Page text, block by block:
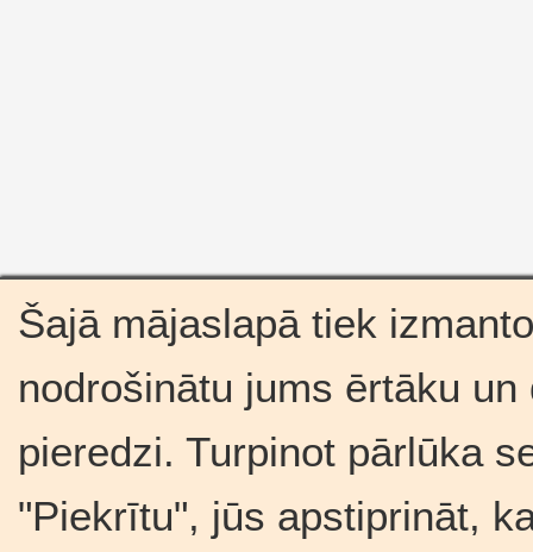
Šajā mājaslapā tiek
nodrošinātu jums ērtāku
pieredzi. Turpinot pārlūka
"Piekrītu", jūs apstiprināt,